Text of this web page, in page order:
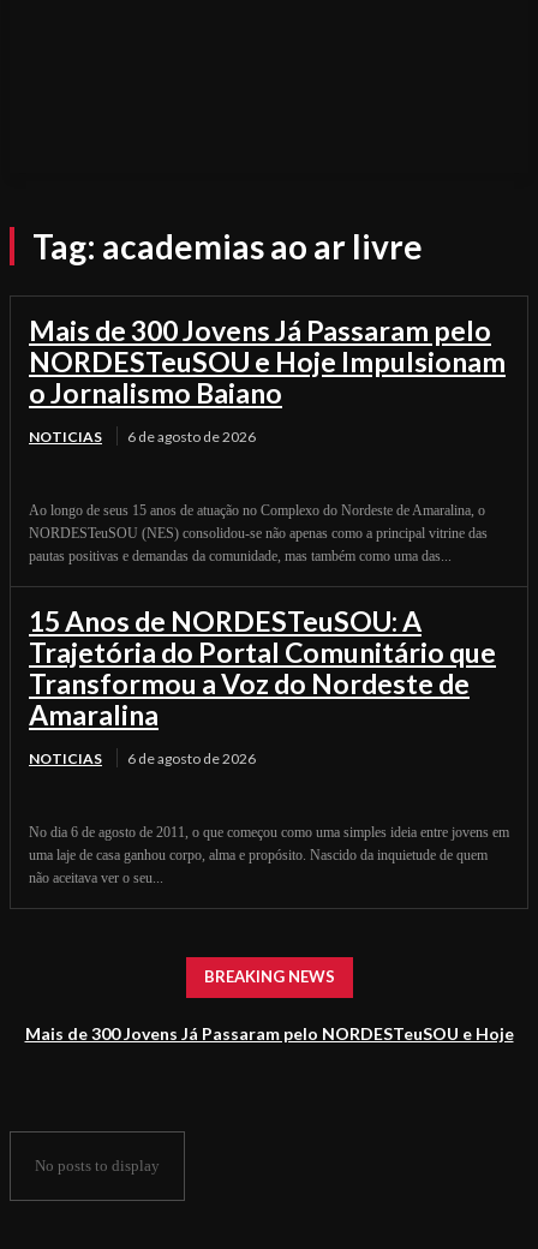
Tag: academias ao ar livre
Mais de 300 Jovens Já Passaram pelo
NORDESTeuSOU e Hoje Impulsionam
o Jornalismo Baiano
NOTICIAS 6 de agosto de 2026
Ao longo de seus 15 anos de atuação no Complexo do Nordeste de Amaralina, o
NORDESTeuSOU (NES) consolidou-se não apenas como a principal vitrine das
pautas positivas e demandas da comunidade, mas também como uma das...
15 Anos de NORDESTeuSOU: A
Trajetória do Portal Comunitário que
Transformou a Voz do Nordeste de
Amaralina
NOTICIAS 6 de agosto de 2026
No dia 6 de agosto de 2011, o que começou como uma simples ideia entre jovens em
uma laje de casa ganhou corpo, alma e propósito. Nascido da inquietude de quem
não aceitava ver o seu...
BREAKING NEWS
Mais de 300 Jovens Já Passaram pelo NORDESTeuSOU e Hoje
No posts to display